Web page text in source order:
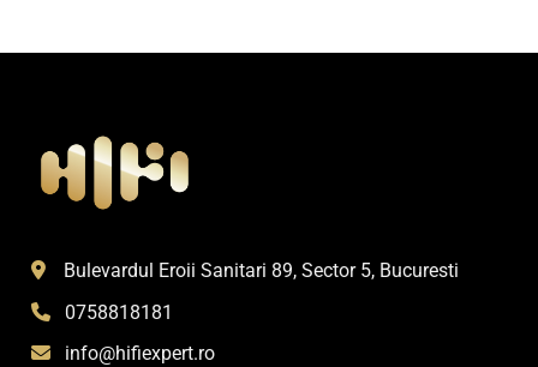
Bulevardul Eroii Sanitari 89, Sector 5, Bucuresti
0758818181
info@hifiexpert.ro